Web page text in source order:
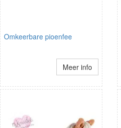
Omkeerbare pioenfee
Meer info